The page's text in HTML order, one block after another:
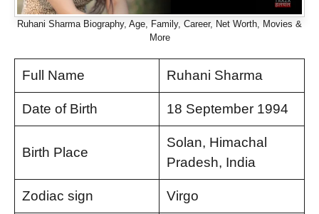
Ruhani Sharma Biography, Age, Family, Career, Net Worth, Movies &
More
Full Name Ruhani Sharma
Date of Birth 18 September 1994
Birth Place
Solan, Himachal
Pradesh, India
Zodiac sign Virgo